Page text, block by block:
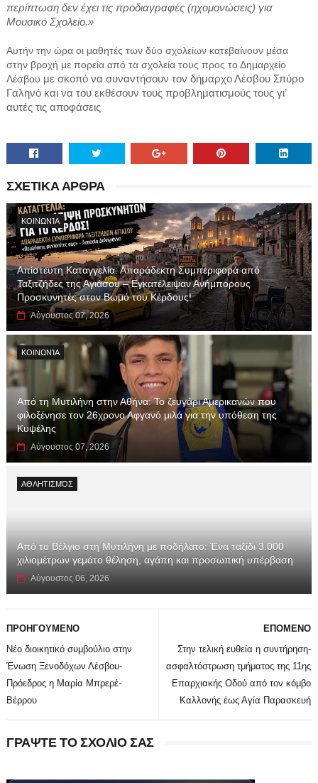
περίπτωση δεν έχει τις προδιαγραφές (ηχομονώσεις) για
Μουσικό Σχολείο.»
Αυτήν την ώρα οι μαθητές των δύο σχολείων κατεβαίνουν μέσα
στην βροχή με πορεία από τα σχολεία τους προς το Δημαρχείο
Λέσβου με σκοπό να συναντήσουν τον δήμαρχο Λέσβου Σπύρο
Γαληνό και να του εκθέσουν τους προβληματισμούς τους γι’
αυτές τις αποφάσεις
ΣΧΕΤΙΚΑ ΑΡΘΡΑ
ΚΟΙΝΩΝΊΑ
Απίστευτη Καταγγελία: Απαράδεκτη Συμπεριφορά από
Ταξιτζήδες της Αγιάσου – Εγκατέλειψαν Ανήμπορους
Προσκυνητές στον Βωμό του Κέρδους!
Αύγουστος 07, 2026
ΚΟΙΝΩΝΊΑ
Από τη Μυτιλήνη στην Αθήνα: Το ζευγάρι Αμερικανών που
φιλοξένησε τον 26χρονο Αφγανό μιλά για την υπόθεση της
Κυψέλης
Αύγουστος 07, 2026
ΑΘΛΗΤΙΣΜΌΣ
Από το Βέλγιο στη Μυτιλήνη με ποδήλατο: Ένα ταξίδι 3.000
χιλιομέτρων γεμάτο θέληση, αγάπη και προσωπική υπέρβαση
Αύγουστος 06, 2026
ΕΠΟΜΕΝΟ
Στην τελική ευθεία η συντήρηση-
ασφαλτόστρωση τμήματος της 11ης
Επαρχιακής Οδού από τον κόμβο
Καλλονής έως Αγία Παρασκευή
ΠΡΟΗΓΟΥΜΕΝΟ
Νέο διοικητικό συμβούλιο στην
Ένωση Ξενοδόχων Λέσβου-
Πρόεδρος η Μαρία Μπρερέ-
Βέρρου
ΓΡΑΨΤΕ ΤΟ ΣΧΟΛΙΟ ΣΑΣ